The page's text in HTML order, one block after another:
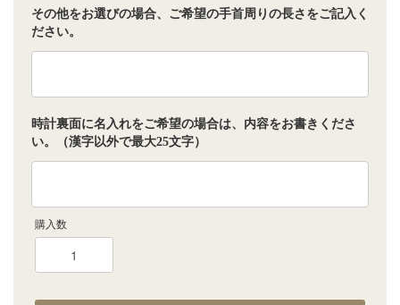
その他をお選びの場合、ご希望の手首周りの長さをご記入く
ださい。
時計裏面に名入れをご希望の場合は、内容をお書きくださ
い。（漢字以外で最大25文字）
購入数